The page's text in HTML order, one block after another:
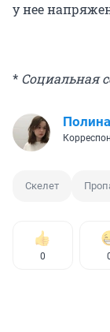
у нее
* Социальная
Скелет
0